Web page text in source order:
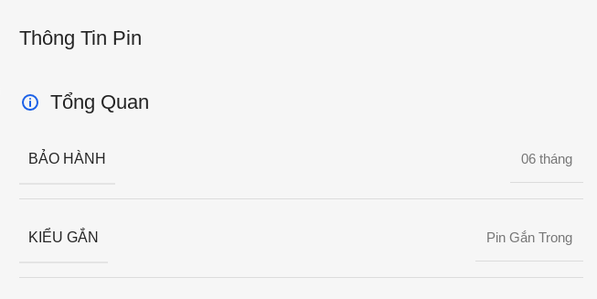
Thông Tin Pin
Tổng Quan
BẢO HÀNH 06 tháng
KIỂU GẮN Pin Gắn Trong